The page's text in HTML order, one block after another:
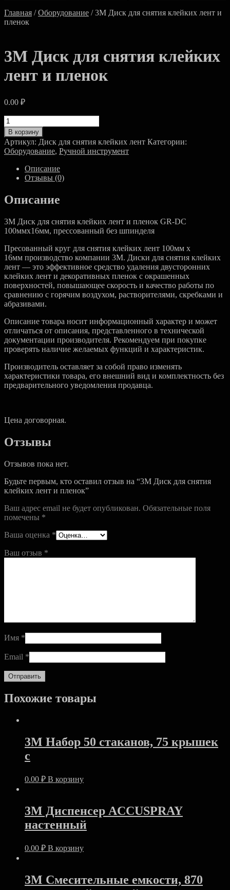
Главная /Оборудование / 3M Диск для снятия клейких лент и
пленок
3M Диск для снятия клейких
лент и пленок
0.00 ₽
Количество
товара
3M
Диск
для
снятия
клейких
и
пленок
В корзину
Артикул: Диск для снятия клейких лент Категории:
Оборудование, Ручной инструмент
Описание
Отзывы (0)
Описание
3M Диск для снятия клейких лент и пленок GR-DC
100ммх16мм, прессованный без шпинделя
Пресованный круг для снятия клейких лент 100мм х
16мм производство компании 3М. Диски для снятия клейких
лент — это эффективное средство удаления двусторонних
клейких лент и декоративных пленок с окрашенных
поверхностей, повышающее скорость и качество работы по
сравнению с горячим воздухом, растворителями, скребками и
абразивами.
Описание товара носит информационный характер и может
отличаться от описания, представленного в технической
документации производителя. Рекомендуем при покупке
проверять наличие желаемых функций и характеристик.
Производитель оставляет за собой право изменять
характеристики товара, его внешний вид и комплектность без
предварительного уведомления продавца.
Цена договорная.
Отзывы
Отзывов пока нет.
Будьте первым, кто оставил отзыв на “3M Диск для снятия
клейких лент и пленок”
Ваш адрес email не будет опубликован. Обязательные поля
помечены *
Ваша оценка *
Ваш отзыв *
Имя *
Email *
Похожие товары
3M Набор 50 стаканов, 75 крышек
с
0.00 ₽ В корзину
3M Диспенсер ACCUSPRAY
настенный
0.00 ₽ В корзину
3M Смесительные емкости, 870